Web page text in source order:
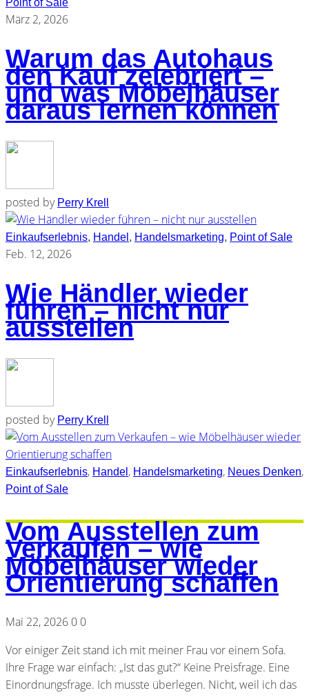
Point of Sale
März 2, 2026
Warum das Autohaus
den Kauf zelebriert –
und was Möbelhäuser
daraus lernen können
posted by Perry Krell
Einkaufserlebnis, Handel , Handelsmarketing, Point of Sale
Feb. 12, 2026
Wie Händler wieder
führen – nicht nur
ausstellen
posted by Perry Krell
Einkaufserlebnis, Handel , Handelsmarketing, Neues Denken,
Point of Sale
Vom Ausstellen zum
Verkaufen – wie
Möbelhäuser wieder
Orientierung schaffen
Mai 22, 2026 0 0
Vor einiger Zeit stand ich mit meiner Frau vor einem Sofa.
Ihre Frage war einfach: „Ist das gut?“ Keine Preisfrage. Eine
Einordnungsfrage. Ich musste überlegen. Nicht, weil ich das